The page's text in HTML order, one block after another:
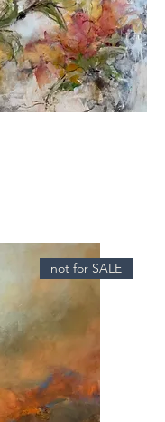
not for SALE